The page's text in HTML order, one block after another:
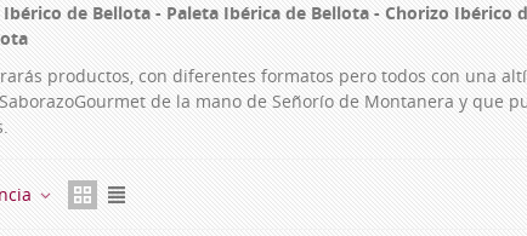
Ibérico de Bellota - Paleta Ibérica de Bellota - Chorizo
productos, con diferentes formatos pero todos con una
de la mano de Señorío de Montanera y que